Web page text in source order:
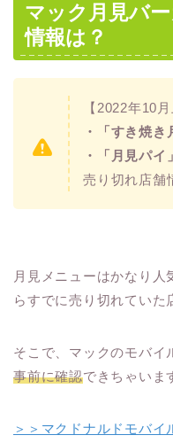
マック月見バ
情報は？
【2022年10
・「すき焼き
・「月見パイ」
売り切れ店舗
月見メニューはかなり
らすでに売り切れていた
そこで、マックのモバイ
事前に確認できちゃいま
＞＞マクドナルドモバイ